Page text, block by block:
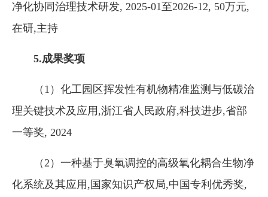
净化协同治理技术研发, 2025-01至2026-12, 50万元,
在研,主持
5.成果奖项
（1）化工园区挥发性有机物精准监测与低碳治
理关键技术及应用,浙江省人民政府,科技进步,省部
一等奖, 2024
（2）一种基于臭氧调控的高级氧化耦合生物净
化系统及其应用,国家知识产权局,中国专利优秀奖,